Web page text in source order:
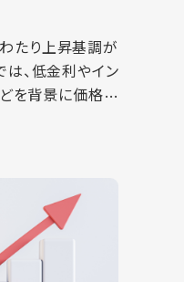
たり上昇基調が
は、低金利やイン
を背景に価格が
らない」とまでい
2…